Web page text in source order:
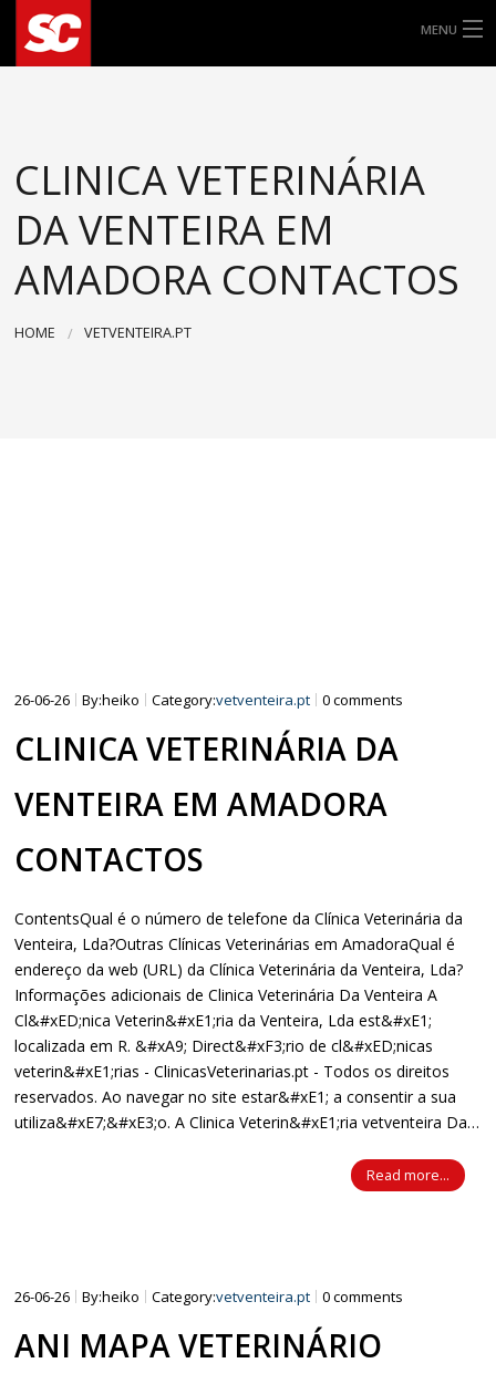
MENU
CLINICA VETERINÁRIA
DA VENTEIRA EM
AMADORA CONTACTOS
HOME VETVENTEIRA.PT
26-06-26 By:heiko Category:vetventeira.pt 0 comments
CLINICA VETERINÁRIA DA
VENTEIRA EM AMADORA
CONTACTOS
ContentsQual é o número de telefone da Clínica Veterinária da
Venteira, Lda?Outras Clínicas Veterinárias em AmadoraQual é
endereço da web (URL) da Clínica Veterinária da Venteira, Lda?
Informações adicionais de Clinica Veterinária Da Venteira A
Cl&#xED;nica Veterin&#xE1;ria da Venteira, Lda est&#xE1;
localizada em R. &#xA9; Direct&#xF3;rio de cl&#xED;nicas
veterin&#xE1;rias - ClinicasVeterinarias.pt - Todos os direitos
reservados. Ao navegar no site estar&#xE1; a consentir a sua
utiliza&#xE7;&#xE3;o. A Clinica Veterin&#xE1;ria vetventeira Da…
Read more...
26-06-26 By:heiko Category:vetventeira.pt 0 comments
ANI MAPA VETERINÁRIO